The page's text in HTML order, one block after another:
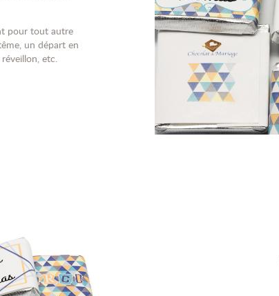
pour tout autre
un départ en
etc.